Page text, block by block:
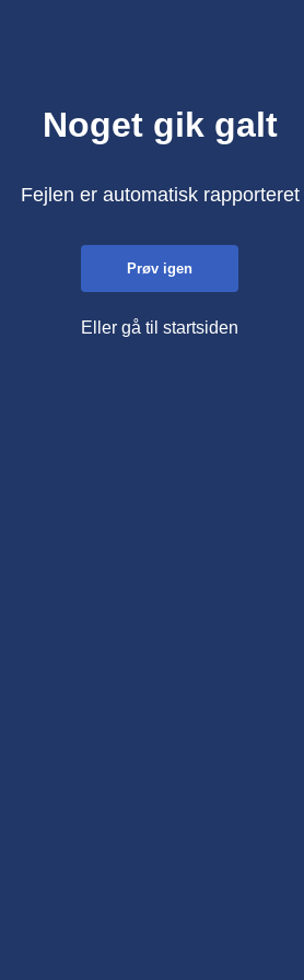
Noget gik galt
Fejlen er automatisk rapporteret
Prøv igen
Eller gå til startsiden